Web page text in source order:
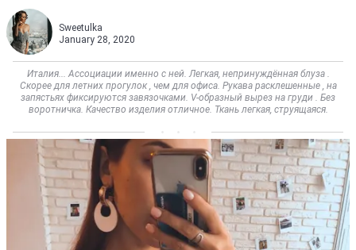
Sweetulka
January 28, 2020
Италия... Ассоциации именно с ней. Легкая, непринуждённая блуза .
Скорее для летних прогулок , чем для офиса. Рукава расклешенные , на
запястьях фиксируются завязочками. V-образный вырез на груди . Без
воротничка. Качество изделия отличное. Ткань легкая, струящаяся.